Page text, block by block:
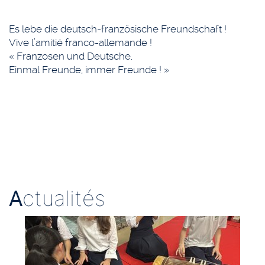
Es lebe die deutsch-französische Freundschaft !
Vive l’amitié franco-allemande !
« Franzosen und Deutsche,
Einmal Freunde, immer Freunde ! »
Actualités